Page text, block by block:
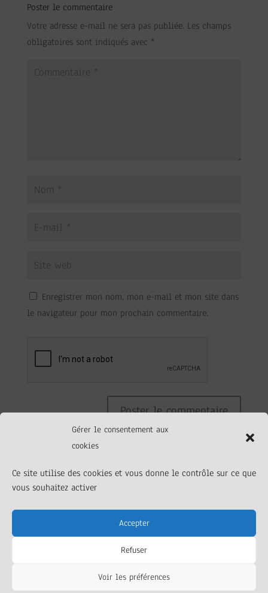
Gérer le consentement aux
cookies
Ce site utilise des cookies et vous donne le contrôle sur ce que
vous souhaitez activer
Accepter
Refuser
Voir les préférences
Poster le commentaire
Votre adresse e-mail ne sera pas publiée. Les champs
obligatoires sont indiqués avec *
Enregistrer mon nom, mon e-mail et mon site dans
le navigateur pour mon prochain commentaire.
Elaboré par et pour l’association La Barque
Mentions légales